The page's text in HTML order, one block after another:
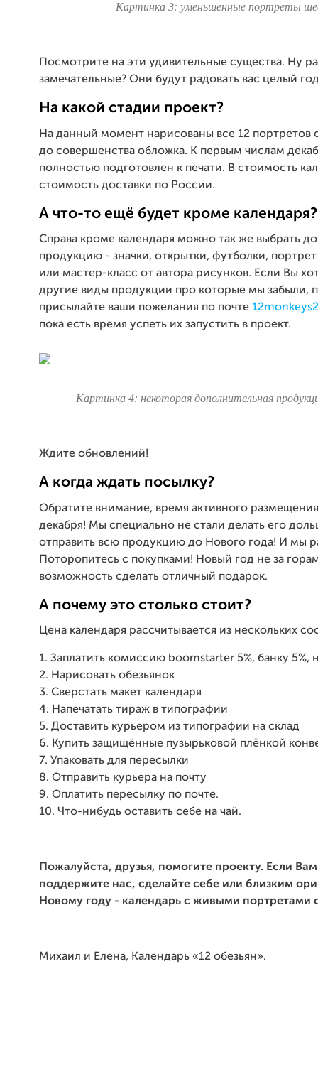
Картинка 3: уменьшенные портреты
Посмотрите на эти удивительные существа. Ну
замечательные? Они будут радовать вас целый
На какой стадии проект?
На данный момент нарисованы все 12 портретов
до совершенства обложка. К первым числам
полностью подготовлен к печати. В стоимость
стоимость доставки по России.
А что-то ещё будет кроме календаря?
Справа кроме календаря можно так же выбрать
продукцию - значки, открытки, футболки, портрет
или мастер-класс от автора рисунков. Если Вы
другие виды продукции про которые мы забыли,
присылайте ваши пожелания по почте
пока есть время успеть их запустить в проект.
Картинка 4: некоторая дополнительная
Ждите обновлений!
А когда ждать посылку?
Обратите внимание, время активного
декабря! Мы специально не стали делать его
отправить всю продукцию до Нового года! И мы
Поторопитесь с покупками! Новый год не за
возможность сделать отличный подарок.
А почему это столько стоит?
Цена календаря рассчитывается из нескольких
1. Заплатить комиссию boomstarter 5%, банку 5%,
2. Нарисовать обезьянок
3. Сверстать макет календаря
4. Напечатать тираж в типографии
5. Доставить курьером из типографии на склад
6. Купить защищённые пузырьковой плёнкой
7. Упаковать для пересылки
8. Отправить курьера на почту
9. Оплатить пересылку по почте.
10. Что-нибудь оставить себе на чай.
Пожалуйста, друзья, помогите проекту. Если
поддержите нас, сделайте себе или близким
Новому году - календарь с живыми портретами
Михаил и Елена, Календарь «12 обезьян».